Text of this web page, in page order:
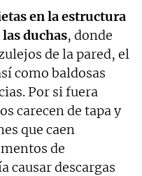
en la estructura
duchas, donde
de la pared, el
como baldosas
Por si fuera
carecen de tapa y
que caen
de
causar descargas